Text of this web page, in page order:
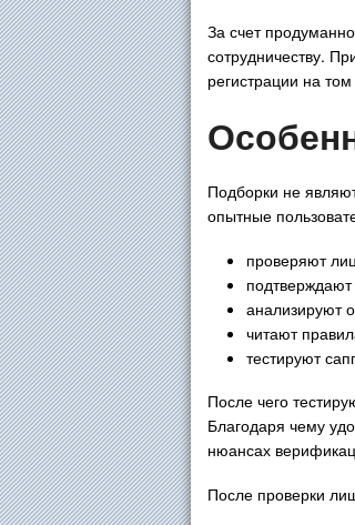
За счет
сотрудничеству.
регистрации на
Подборки не
опытные
проверяют
подтверждают
анализируют
читают
тестируют
После чего
Благодаря чему
нюансах
После проверки